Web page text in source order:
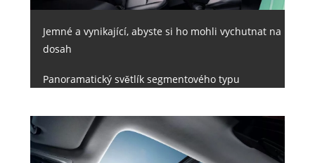
Jemné a vynikající, abyste si ho mohli vychutnat na
dosah
Panoramatický světlík segmentového typu